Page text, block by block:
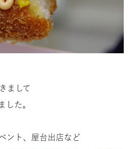
まして
した。
ント、屋台出店など